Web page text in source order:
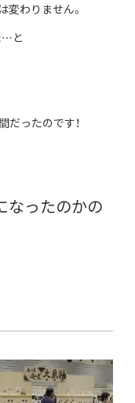
変わりません。
…と
だったのです！
なったのかの